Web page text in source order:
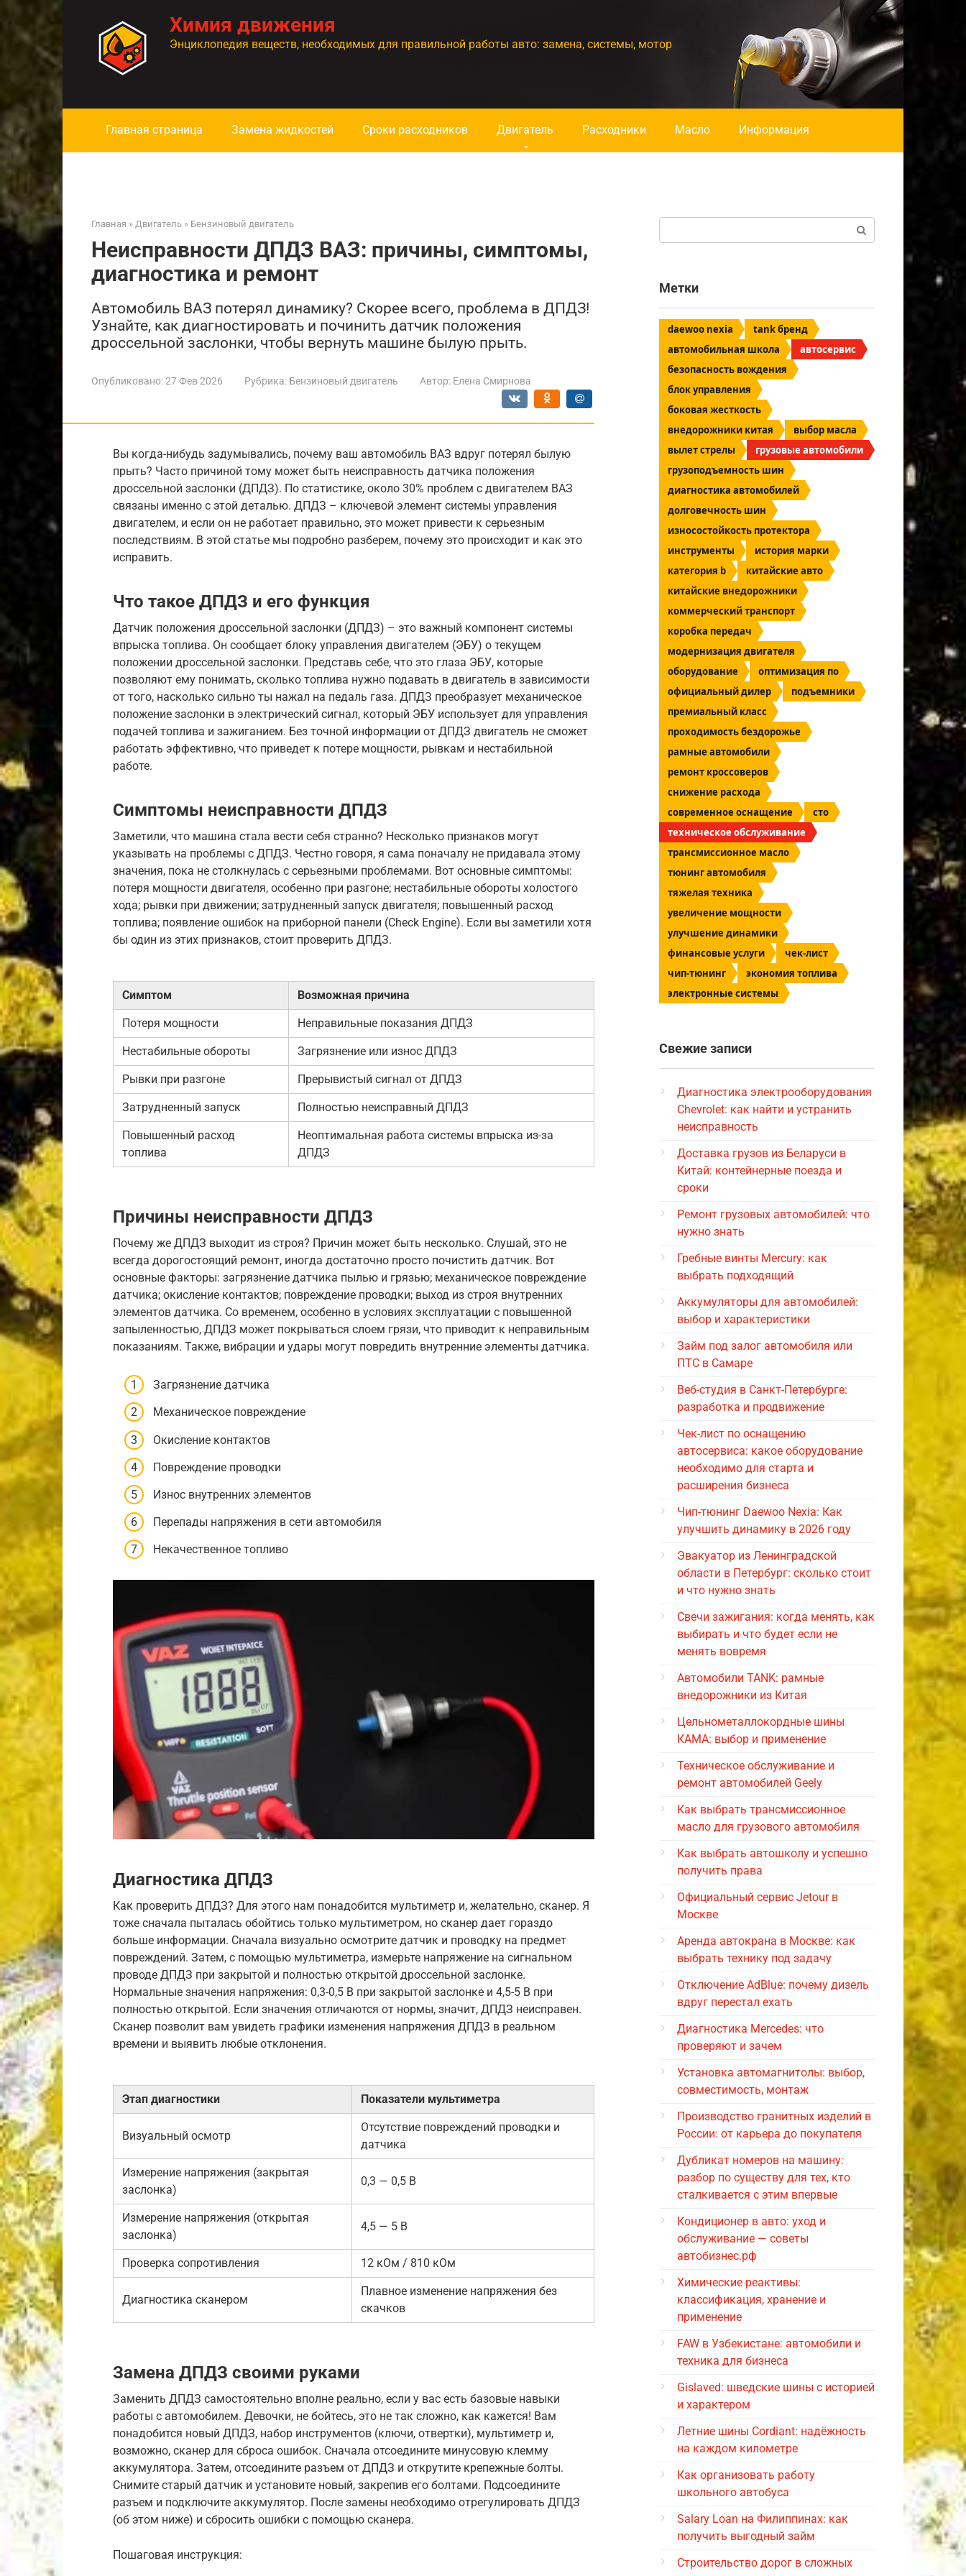
контенту
Химия движения
Энциклопедия веществ, необходимых для правильной работы авто: замена, системы, мотор
Главная страница Замена жидкостей Сроки расходников Двигатель Расходники Масло Информация
Главная » Двигатель » Бензиновый двигатель
Неисправности ДПДЗ ВАЗ: причины, симптомы,
диагностика и ремонт
Автомобиль ВАЗ потерял динамику? Скорее всего, проблема в ДПДЗ!
Узнайте, как диагностировать и починить датчик положения
дроссельной заслонки, чтобы вернуть машине былую прыть.
Опубликовано:27 Фев 2026 Рубрика: Бензиновый двигатель Автор: Елена Смирнова
Вы когда-нибудь задумывались, почему ваш автомобиль ВАЗ вдруг потерял былую
прыть? Часто причиной тому может быть неисправность датчика положения
дроссельной заслонки (ДПДЗ). По статистике, около 30% проблем с двигателем ВАЗ
связаны именно с этой деталью. ДПДЗ – ключевой элемент системы управления
двигателем, и если он не работает правильно, это может привести к серьезным
последствиям. В этой статье мы подробно разберем, почему это происходит и как это
исправить.
Что такое ДПДЗ и его функция
Датчик положения дроссельной заслонки (ДПДЗ) – это важный компонент системы
впрыска топлива. Он сообщает блоку управления двигателем (ЭБУ) о текущем
положении дроссельной заслонки. Представь себе, что это глаза ЭБУ, которые
позволяют ему понимать, сколько топлива нужно подавать в двигатель в зависимости
от того, насколько сильно ты нажал на педаль газа. ДПДЗ преобразует механическое
положение заслонки в электрический сигнал, который ЭБУ использует для управления
подачей топлива и зажиганием. Без точной информации от ДПДЗ двигатель не сможет
работать эффективно, что приведет к потере мощности, рывкам и нестабильной
работе.
Симптомы неисправности ДПДЗ
Заметили, что машина стала вести себя странно? Несколько признаков могут
указывать на проблемы с ДПДЗ. Честно говоря, я сама поначалу не придавала этому
значения, пока не столкнулась с серьезными проблемами. Вот основные симптомы:
потеря мощности двигателя, особенно при разгоне; нестабильные обороты холостого
хода; рывки при движении; затрудненный запуск двигателя; повышенный расход
топлива; появление ошибок на приборной панели (Check Engine). Если вы заметили хотя
бы один из этих признаков, стоит проверить ДПДЗ.
Симптом Возможная причина
Потеря мощности Неправильные показания ДПДЗ
Нестабильные обороты Загрязнение или износ ДПДЗ
Рывки при разгоне Прерывистый сигнал от ДПДЗ
Затрудненный запуск Полностью неисправный ДПДЗ
Повышенный расход
топлива
Неоптимальная работа системы впрыска из-за
ДПДЗ
Причины неисправности ДПДЗ
Почему же ДПДЗ выходит из строя? Причин может быть несколько. Слушай, это не
всегда дорогостоящий ремонт, иногда достаточно просто почистить датчик. Вот
основные факторы: загрязнение датчика пылью и грязью; механическое повреждение
датчика; окисление контактов; повреждение проводки; выход из строя внутренних
элементов датчика. Со временем, особенно в условиях эксплуатации с повышенной
запыленностью, ДПДЗ может покрываться слоем грязи, что приводит к неправильным
показаниям. Также, вибрации и удары могут повредить внутренние элементы датчика.
Загрязнение датчика
Механическое повреждение
Окисление контактов
Повреждение проводки
Износ внутренних элементов
Перепады напряжения в сети автомобиля
Некачественное топливо
Диагностика ДПДЗ
Как проверить ДПДЗ? Для этого нам понадобится мультиметр и, желательно, сканер. Я
тоже сначала пыталась обойтись только мультиметром, но сканер дает гораздо
больше информации. Сначала визуально осмотрите датчик и проводку на предмет
повреждений. Затем, с помощью мультиметра, измерьте напряжение на сигнальном
проводе ДПДЗ при закрытой и полностью открытой дроссельной заслонке.
Нормальные значения напряжения: 0,3-0,5 В при закрытой заслонке и 4,5-5 В при
полностью открытой. Если значения отличаются от нормы, значит, ДПДЗ неисправен.
Сканер позволит вам увидеть графики изменения напряжения ДПДЗ в реальном
времени и выявить любые отклонения.
Этап диагностики Показатели мультиметра
Визуальный осмотр
Отсутствие повреждений проводки и
датчика
Измерение напряжения (закрытая
заслонка)
0,3 — 0,5 В
Измерение напряжения (открытая
заслонка)
4,5 — 5 В
Проверка сопротивления 12 кОм / 810 кОм
Диагностика сканером
Плавное изменение напряжения без
скачков
Замена ДПДЗ своими руками
Заменить ДПДЗ самостоятельно вполне реально, если у вас есть базовые навыки
работы с автомобилем. Девочки, не бойтесь, это не так сложно, как кажется! Вам
понадобится новый ДПДЗ, набор инструментов (ключи, отвертки), мультиметр и,
возможно, сканер для сброса ошибок. Сначала отсоедините минусовую клемму
аккумулятора. Затем, отсоедините разъем от ДПДЗ и открутите крепежные болты.
Снимите старый датчик и установите новый, закрепив его болтами. Подсоедините
разъем и подключите аккумулятор. После замены необходимо отрегулировать ДПДЗ
(об этом ниже) и сбросить ошибки с помощью сканера.
Пошаговая инструкция:
Метки
daewoo nexia
tank бренд
автомобильная школа
автосервис
безопасность вождения
блок управления
боковая жесткость
внедорожники китая
выбор масла
вылет стрелы
грузовые автомобили
грузоподъемность шин
диагностика автомобилей
долговечность шин
износостойкость протектора
инструменты
история марки
категория b
китайские авто
китайские внедорожники
коммерческий транспорт
коробка передач
модернизация двигателя
оборудование
оптимизация по
официальный дилер
подъемники
премиальный класс
проходимость бездорожье
рамные автомобили
ремонт кроссоверов
снижение расхода
современное оснащение
сто
техническое обслуживание
трансмиссионное масло
тюнинг автомобиля
тяжелая техника
увеличение мощности
улучшение динамики
финансовые услуги
чек-лист
чип-тюнинг
экономия топлива
электронные системы
Свежие записи
Диагностика электрооборудования
Chevrolet: как найти и устранить
неисправность
Доставка грузов из Беларуси в
Китай: контейнерные поезда и
сроки
Ремонт грузовых автомобилей: что
нужно знать
Гребные винты Mercury: как
выбрать подходящий
Аккумуляторы для автомобилей:
выбор и характеристики
Займ под залог автомобиля или
ПТС в Самаре
Веб-студия в Санкт-Петербурге:
разработка и продвижение
Чек-лист по оснащению
автосервиса: какое оборудование
необходимо для старта и
расширения бизнеса
Чип-тюнинг Daewoo Nexia: Как
улучшить динамику в 2026 году
Эвакуатор из Ленинградской
области в Петербург: сколько стоит
и что нужно знать
Свечи зажигания: когда менять, как
выбирать и что будет если не
менять вовремя
Автомобили TANK: рамные
внедорожники из Китая
Цельнометаллокордные шины
КАМА: выбор и применение
Техническое обслуживание и
ремонт автомобилей Geely
Как выбрать трансмиссионное
масло для грузового автомобиля
Как выбрать автошколу и успешно
получить права
Официальный сервис Jetour в
Москве
Аренда автокрана в Москве: как
выбрать технику под задачу
Отключение AdBlue: почему дизель
вдруг перестал ехать
Диагностика Mercedes: что
проверяют и зачем
Установка автомагнитолы: выбор,
совместимость, монтаж
Производство гранитных изделий в
России: от карьера до покупателя
Дубликат номеров на машину:
разбор по существу для тех, кто
сталкивается с этим впервые
Кондиционер в авто: уход и
обслуживание — советы
автобизнес.рф
Химические реактивы:
классификация, хранение и
применение
FAW в Узбекистане: автомобили и
техника для бизнеса
Gislaved: шведские шины с историей
и характером
Летние шины Cordiant: надёжность
на каждом километре
Как организовать работу
школьного автобуса
Salary Loan на Филиппинах: как
получить выгодный займ
Строительство дорог в сложных